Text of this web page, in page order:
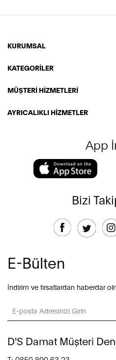
KURUMSAL
KATEGORİLER
MÜŞTERİ HİZMETLERİ
AYRICALIKLI HİZMETLER
App
Bizi
E-Bülten
İndirim ve fırsatlardan haberdar
D'S Damat Müşteri